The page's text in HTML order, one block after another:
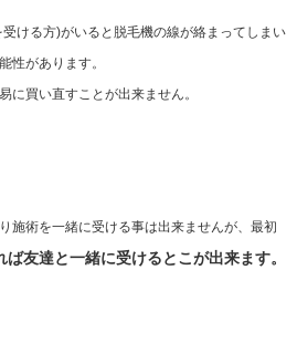
ける方)がいると脱毛機の線が絡まってしまい
性があります。
に買い直すことが出来ません。
施術を一緒に受ける事は出来ませんが、最初
友達と一緒に受けるとこが出来ます。